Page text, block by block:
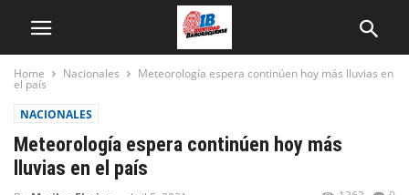
Home Nacionales Meteorología espera continúen hoy más lluvias en
el país
NACIONALES
Meteorología espera continúen hoy más
lluvias en el país